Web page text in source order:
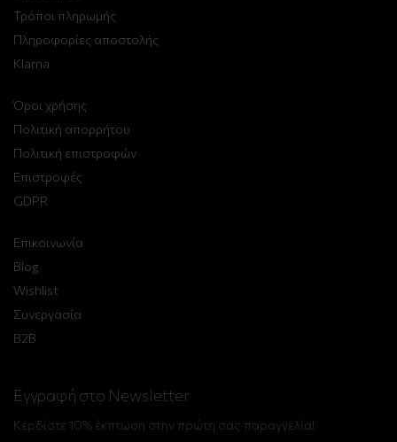
Τρόποι πληρωμής
Πληροφορίες αποστολής
Klarna
Όροι χρήσης
Πολιτική απορρήτου
Πολιτική επιστροφών
Επιστροφές
GDPR
Επικοινωνία
Blog
Wishlist
Συνεργασία
B2B
Εγγραφή στο Newsletter
Κερδίστε 10% έκπτωση στην πρώτη σας παραγγελία!